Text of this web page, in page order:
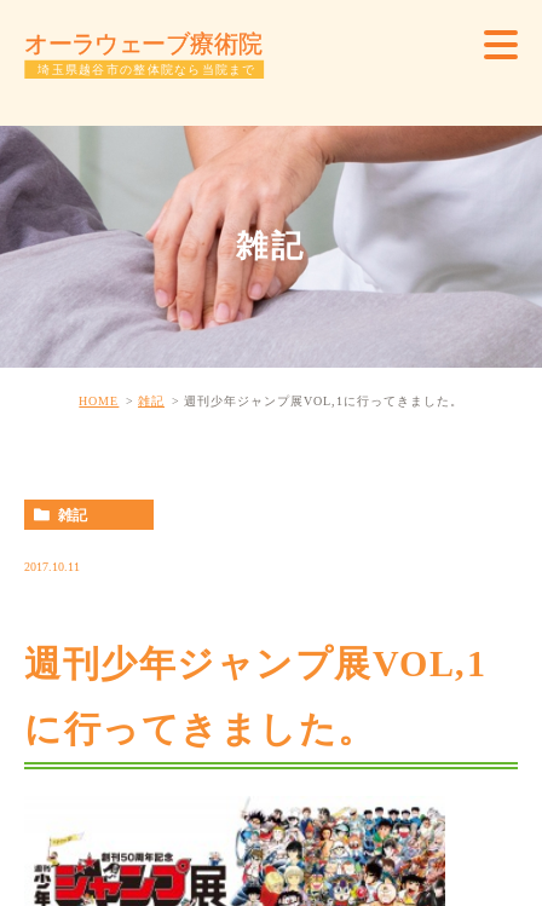
雑記
HOME 雑記 週刊少年ジャンプ展VOL,1に行ってきました。
雑記
2017.10.11
週刊少年ジャンプ展VOL,1
に行ってきました。